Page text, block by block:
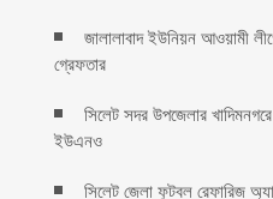
জালালাবাদ ইউনিয়ন আওয়ামী
গ্রেফতার
সিলেট সদর উপজেলার
ইউএনও
সিলেট জেলা ফুটবল রেফারিজ